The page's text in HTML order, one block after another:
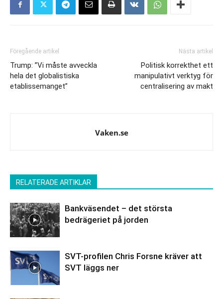
Föregående artikel
Trump: ”Vi måste avveckla
hela det globalistiska
etablissemanget”
Nästa artikel
Politisk korrekthet ett
manipulativt verktyg för
centralisering av makt
Vaken.se
RELATERADE ARTIKLAR
Bankväsendet – det största
bedrägeriet på jorden
SVT-profilen Chris Forsne kräver att
SVT läggs ner